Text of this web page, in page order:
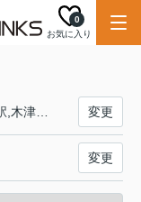
お気に入り
0
変更
変更